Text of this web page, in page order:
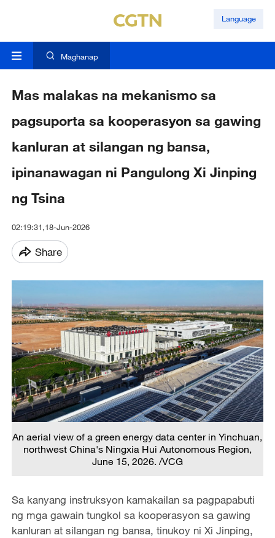
Language
Maghanap
Mas malakas na mekanismo sa
pagsuporta sa kooperasyon sa gawing
kanluran at silangan ng bansa,
ipinanawagan ni Pangulong Xi Jinping
ng Tsina
02:19:31,18-Jun-2026
Share
An aerial view of a green energy data center in Yinchuan,
northwest China's Ningxia Hui Autonomous Region,
June 15, 2026. /VCG
Sa kanyang instruksyon kamakailan sa pagpapabuti
ng mga gawain tungkol sa kooperasyon sa gawing
kanluran at silangan ng bansa, tinukoy ni Xi Jinping,